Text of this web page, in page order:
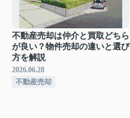
不動産売却は仲介と買取どちら
が良い？物件売却の違いと選び
方を解説
2026.06.28
不動産売却